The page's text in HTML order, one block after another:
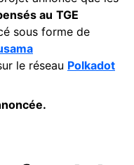
au TGE
sous forme de
le réseau Polkadot